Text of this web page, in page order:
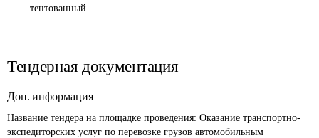
тентованный
Тендерная документация
Доп. информация
Название тендера на площадке проведения: Оказание транспортно-
экспедиторских услуг по перевозке грузов автомобильным